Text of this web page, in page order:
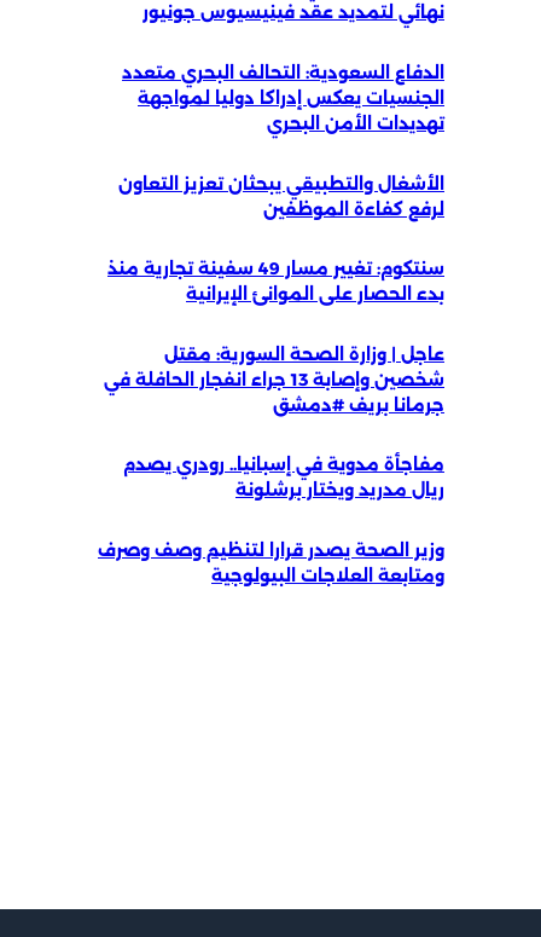
نهائي لتمديد عقد فينيسيوس جونيور
الدفاع السعودية: التحالف البحري متعدد
الجنسيات يعكس إدراكا دوليا لمواجهة
تهديدات الأمن البحري
الأشغال والتطبيقي يبحثان تعزيز التعاون
لرفع كفاءة الموظفين
سنتكوم: تغيير مسار 49 سفينة تجارية منذ
بدء الحصار على الموانئ الإيرانية
عاجل | وزارة الصحة السورية: مقتل
شخصين وإصابة 13 جراء انفجار الحافلة في
جرمانا بريف #دمشق
مفاجأة مدوية في إسبانيا.. رودري يصدم
ريال مدريد ويختار برشلونة
وزير الصحة يصدر قرارا لتنظيم وصف وصرف
ومتابعة العلاجات البيولوجية